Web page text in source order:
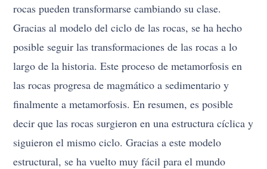
rocas pueden transformarse cambiando su clase.
Gracias al modelo del ciclo de las rocas, se ha hecho
posible seguir las transformaciones de las rocas a lo
largo de la historia. Este proceso de metamorfosis en
las rocas progresa de magmático a sedimentario y
finalmente a metamorfosis. En resumen, es posible
decir que las rocas surgieron en una estructura cíclica y
siguieron el mismo ciclo. Gracias a este modelo
estructural, se ha vuelto muy fácil para el mundo